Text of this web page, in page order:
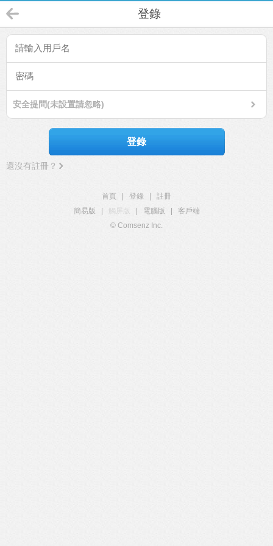
登錄
安全提問(未設置請忽略)
登錄
還沒有註冊？
首頁 登錄
註冊
簡易版
觸屏版 電腦版
客戶端
© Comsenz Inc.